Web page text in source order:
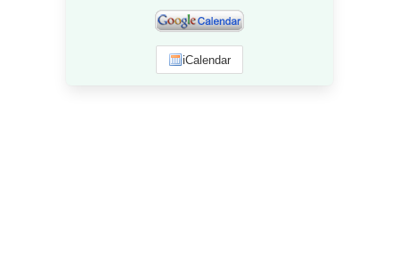
iCalendar